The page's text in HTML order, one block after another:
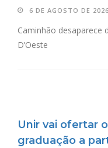
6 DE AGOSTO DE 2026
Caminhão desaparece
D’Oeste
Unir vai ofertar
graduação a